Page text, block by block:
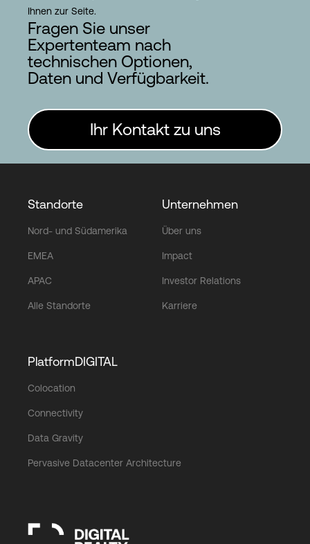
Ihnen zur Seite.
Fragen Sie unser
Expertenteam nach
technischen Optionen,
Daten und Verfügbarkeit.
Ihr Kontakt zu uns
Standorte
Nord- und Südamerika
EMEA
APAC
Alle Standorte
Unternehmen
Über uns
Impact
Investor Relations
Karriere
PlatformDIGITAL
Colocation
Connectivity
Data Gravity
Pervasive Datacenter Architecture